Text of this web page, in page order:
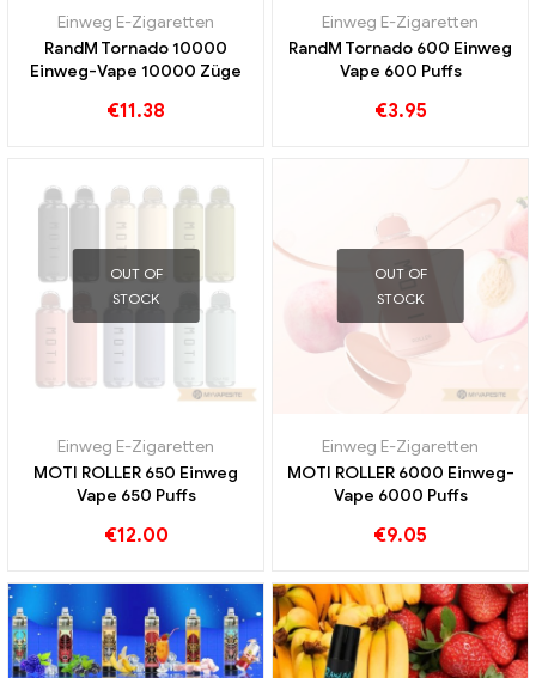
Einweg E-Zigaretten
RandM Tornado 10000
Einweg-Vape 10000 Züge
€11.38
Einweg E-Zigaretten
RandM Tornado 600 Einweg
Vape 600 Puffs
€3.95
OUT OF
STOCK
Einweg E-Zigaretten
MOTI ROLLER 650 Einweg
Vape 650 Puffs
€12.00
OUT OF
STOCK
Einweg E-Zigaretten
MOTI ROLLER 6000 Einweg-
Vape 6000 Puffs
€9.05